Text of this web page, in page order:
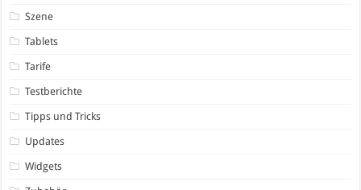
Szene
Tablets
Tarife
Testberichte
Tipps und Tricks
Updates
Widgets